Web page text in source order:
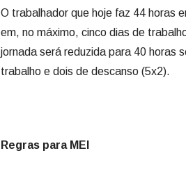
O trabalhador que hoje faz 44 horas
em, no máximo, cinco dias de
jornada será reduzida para 40 horas
trabalho e dois de descanso (5x2).
Regras para MEI